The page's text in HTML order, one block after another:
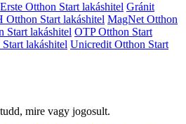
Erste Otthon Start lakáshitel Gránit
Otthon Start lakáshitel MagNet Otthon
Start lakáshitel OTP Otthon Start
lakáshitel Unicredit Otthon Start
mire vagy jogosult.